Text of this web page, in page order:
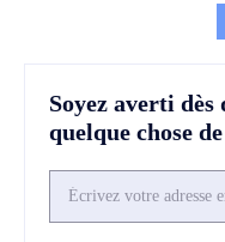
Soyez averti dès
quelque chose